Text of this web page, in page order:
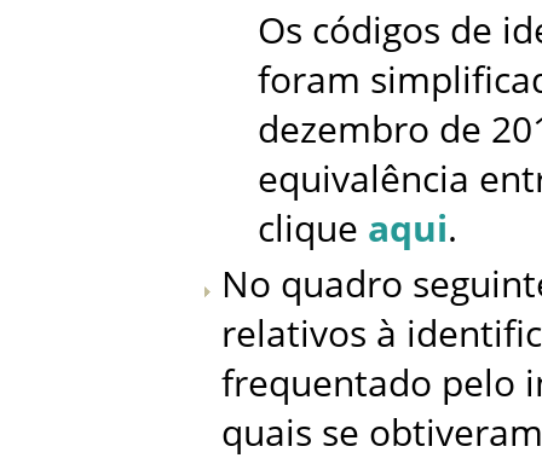
Os códigos de
foram
dezembro de
equivalência
clique aqui.
No quadro
relativos à
frequentado pelo
quais se